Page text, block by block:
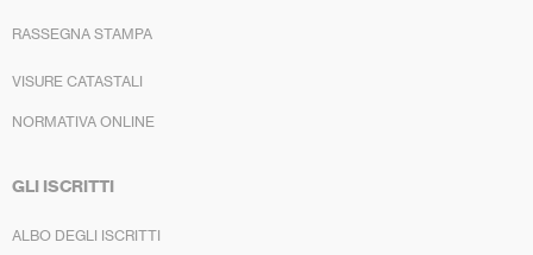
RASSEGNA STAMPA
VISURE CATASTALI
NORMATIVA ONLINE
GLI ISCRITTI
ALBO DEGLI ISCRITTI